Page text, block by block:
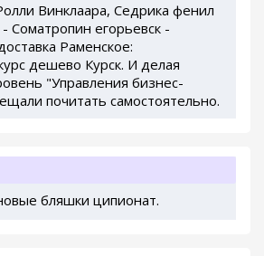
Винклаара, Седрика фенил
Cоматропин егорьевск -
Раменское:
дешево Курск. И делая
"Управления бизнес-
почитать самостоятельно.
бляшки ципионат.